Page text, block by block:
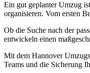
Ein gut geplanter Umzug
organisieren. Vom ersten
Ob die Suche nach der
entwickeln einen
Mit dem Hannover
Teams und die Sicherung